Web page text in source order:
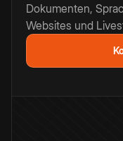
Dokumenten,
Websites und